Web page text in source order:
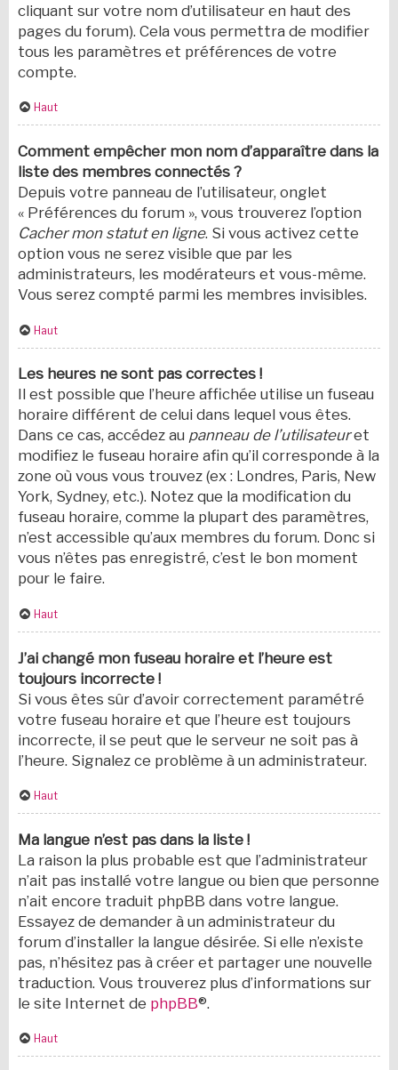
cliquant sur votre nom d’utilisateur en haut des
pages du forum). Cela vous permettra de modifier
tous les paramètres et préférences de votre
compte.
Haut
Comment empêcher mon nom d’apparaître dans la
liste des membres connectés ?
Depuis votre panneau de l’utilisateur, onglet
« Préférences du forum », vous trouverez l’option
Cacher mon statut en ligne. Si vous activez cette
option vous ne serez visible que par les
administrateurs, les modérateurs et vous-même.
Vous serez compté parmi les membres invisibles.
Haut
Les heures ne sont pas correctes !
Il est possible que l’heure affichée utilise un fuseau
horaire différent de celui dans lequel vous êtes.
Dans ce cas, accédez au panneau de l’utilisateuret
modifiez le fuseau horaire afin qu’il corresponde à la
zone où vous vous trouvez (ex : Londres, Paris, New
York, Sydney, etc.). Notez que la modification du
fuseau horaire, comme la plupart des paramètres,
n’est accessible qu’aux membres du forum. Donc si
vous n’êtes pas enregistré, c’est le bon moment
pour le faire.
Haut
J’ai changé mon fuseau horaire et l’heure est
toujours incorrecte !
Si vous êtes sûr d’avoir correctement paramétré
votre fuseau horaire et que l’heure est toujours
incorrecte, il se peut que le serveur ne soit pas à
l’heure. Signalez ce problème à un administrateur.
Haut
Ma langue n’est pas dans la liste !
La raison la plus probable est que l’administrateur
n’ait pas installé votre langue ou bien que personne
n’ait encore traduit phpBB dans votre langue.
Essayez de demander à un administrateur du
forum d’installer la langue désirée. Si elle n’existe
pas, n’hésitez pas à créer et partager une nouvelle
traduction. Vous trouverez plus d’informations sur
le site Internet de phpBB®.
Haut